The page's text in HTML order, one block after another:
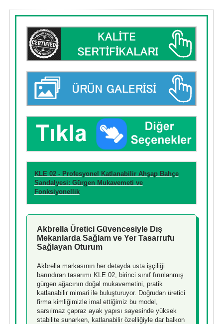
KLE 02 - Profesyonel Katlanabilir Ahşap Bahçe
Sandalyesi: Gürgen Mukavemeti ve
Fonksiyonellik
Akbrella Üretici Güvencesiyle Dış
Mekanlarda Sağlam ve Yer Tasarrufu
Sağlayan Oturum
Akbrella markasının her detayda usta işçiliği
barındıran tasarımı KLE 02, birinci sınıf fırınlanmış
gürgen ağacının doğal mukavemetini, pratik
katlanabilir mimari ile buluşturuyor. Doğrudan üretici
firma kimliğimizle imal ettiğimiz bu model,
sarsılmaz çapraz ayak yapısı sayesinde yüksek
stabilite sunarken, katlanabilir özelliğiyle dar balkon